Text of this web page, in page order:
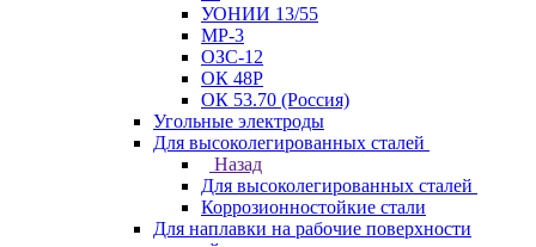
УОНИИ 13/55
МР-3
ОЗС-12
ОК 48Р
ОК 53.70 (Россия)
Угольные электроды
Для высоколегированных сталей
Назад
Для высоколегированных сталей
Коррозионностойкие стали
Для наплавки на рабочие поверхности